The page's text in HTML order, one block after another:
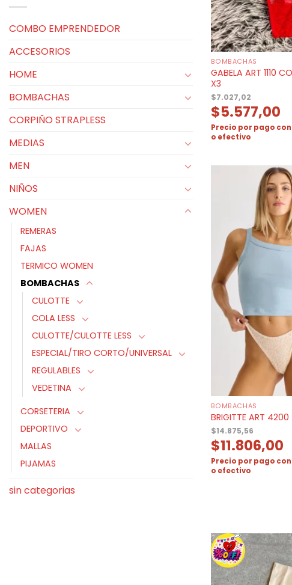
COMBO EMPRENDEDOR
ACCESORIOS
HOME
BOMBACHAS
CORPIÑO STRAPLESS
MEDIAS
MEN
NIÑOS
WOMEN
REMERAS
FAJAS
TERMICO WOMEN
BOMBACHAS
CULOTTE
COLA LESS
CULOTTE/CULOTTE LESS
ESPECIAL/TIRO CORTO/UNIVERSAL
REGULABLES
VEDETINA
CORSETERIA
DEPORTIVO
MALLAS
PIJAMAS
sin categorias
BOMBACHAS
GABELA ART 1110
X3
$7.027,02
$5.577,00
Precio por pago
o efectivo
BOMBACHAS
BRIGITTE ART 4200
$14.875,56
$11.806,00
Precio por pago
o efectivo